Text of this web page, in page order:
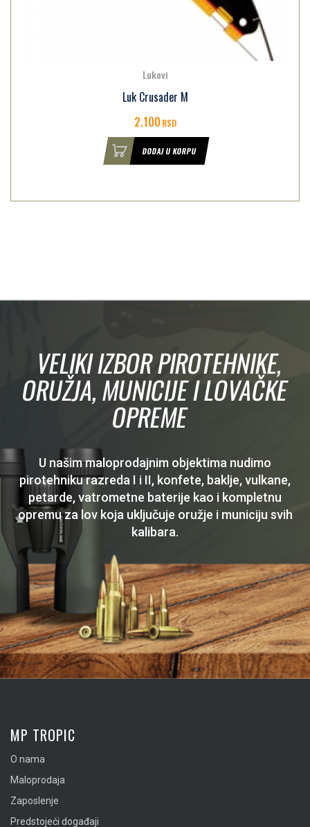
Lukovi
Luk Crusader M
2.100RSD
DODAJ U KORPU
VELIKI IZBOR PIROTEHNIKE,
ORUŽJA, MUNICIJE I LOVAČKE
OPREME
U našim maloprodajnim objektima nudimo
pirotehniku razreda I i II, konfete, baklje, vulkane,
petarde, vatrometne baterije kao i kompletnu
opremu za lov koja uključuje oružje i municiju svih
kalibara.
MP TROPIC
O nama
Maloprodaja
Zaposlenje
Predstojeći događaji